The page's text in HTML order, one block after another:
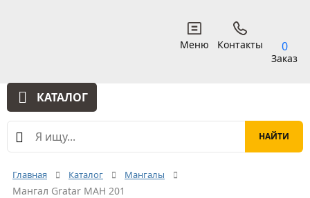
КАТАЛОГ
Меню Контакты 0
Заказ
Главная Каталог Мангалы
Мангал Gratar МАН 201